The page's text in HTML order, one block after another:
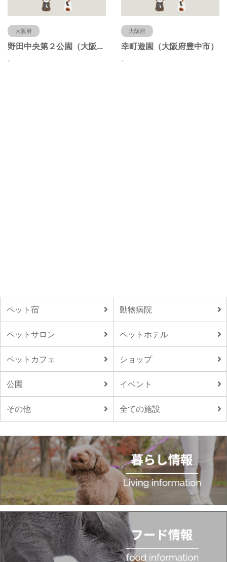
大阪府
野田中央第２公園（大阪府豊中市）
-
大阪府
幸町遊園（大阪府豊中市）
-
ペット宿 動物病院
ペットサロン ペットホテル
ペットカフェ ショップ
公園 イベント
その他 全ての施設